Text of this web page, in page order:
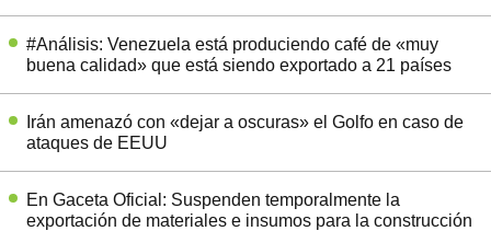
#Análisis: Venezuela está produciendo café de «muy
buena calidad» que está siendo exportado a 21 países
Irán amenazó con «dejar a oscuras» el Golfo en caso de
ataques de EEUU
En Gaceta Oficial: Suspenden temporalmente la
exportación de materiales e insumos para la construcción